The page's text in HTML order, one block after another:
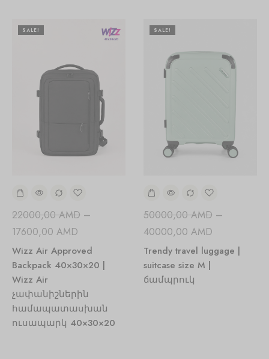
SALE!
22000,00AMD –
17600,00 AMD
Wizz Air Approved
Backpack 40×30×20 |
Wizz Air
չափանիշներին
համապատասխան
ուսապարկ 40×30×20
SALE!
50000,00AMD –
40000,00 AMD
Trendy travel luggage |
suitcase size M |
ճամպրուկ